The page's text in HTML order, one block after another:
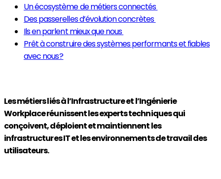
Un écosystème de métiers connectés
Des passerelles d’évolution concrètes
Ils en parlent mieux que nous
Prêt à construire des systèmes performants et fiables
avec nous ?
Les métiers liés à l’Infrastructure et l’Ingénierie
Workplace réunissent les experts techniques qui
conçoivent, déploient et maintiennent les
infrastructures IT et les environnements de travail des
utilisateurs.